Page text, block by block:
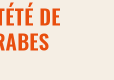
DE